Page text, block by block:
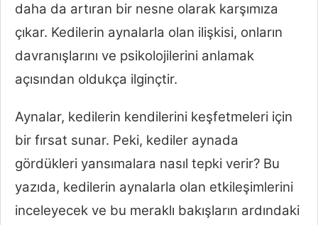
daha da artıran bir nesne olarak karşımıza
çıkar. Kedilerin aynalarla olan ilişkisi, onların
davranışlarını ve psikolojilerini anlamak
açısından oldukça ilginçtir.
Aynalar, kedilerin kendilerini keşfetmeleri için
bir fırsat sunar. Peki, kediler aynada
gördükleri yansımalara nasıl tepki verir? Bu
yazıda, kedilerin aynalarla olan etkileşimlerini
inceleyecek ve bu meraklı bakışların ardındaki